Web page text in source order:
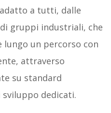
a tutti, dalle
gruppi industriali, che
lungo un percorso con
attraverso
su standard
dedicati.